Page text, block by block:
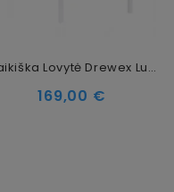
Vaikiška Lovytė Drewex Lulaya, 120x60cm
Kaina
169,00 €